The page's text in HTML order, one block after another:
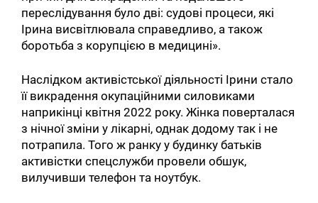
переслідування було дві: судові процеси, які
Ірина висвітлювала справедливо, а також
боротьба з корупцією в медицині».
Наслідком активістської діяльності Ірини стало
її викрадення окупаційними силовиками
наприкінці квітня 2022 року. Жінка поверталася
з нічної зміни у лікарні, однак додому так і не
потрапила. Того ж ранку у будинку батьків
активістки спецслужби провели обшук,
вилучивши телефон та ноутбук.